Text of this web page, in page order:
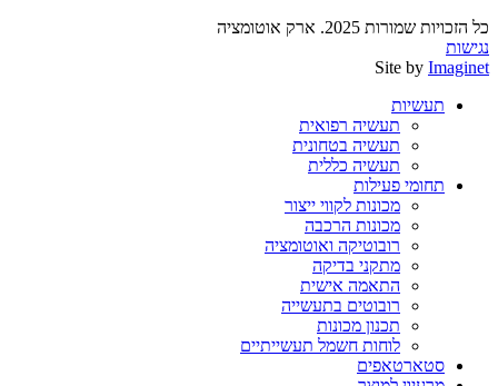
כל הזכויות שמורות 2025. ארק אוטומציה
נגישות
Site by Imaginet
תעשיות
תעשיה רפואית
תעשיה בטחונית
תעשיה כללית
תחומי פעילות
מכונות לקווי ייצור
מכונות הרכבה
רובוטיקה ואוטומציה
מתקני בדיקה
התאמה אישית
רובוטים בתעשייה
תכנון מכונות
לוחות חשמל תעשייתיים
סטארטאפים